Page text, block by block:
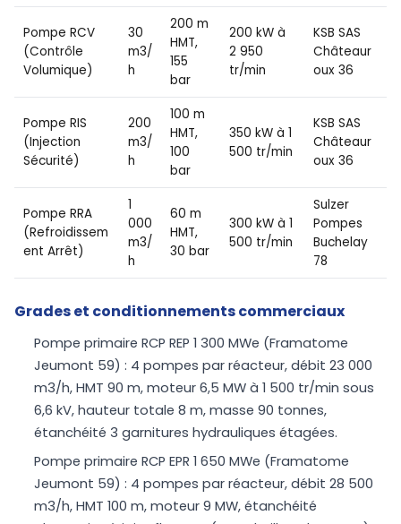
Pompe RCV
(Contrôle
Volumique)
30
m3/
h
200 m
HMT,
155
bar
200 kW à
2 950
tr/min
KSB SAS
Châteaur
oux 36
Pompe RIS
(Injection
Sécurité)
200
m3/
h
100 m
HMT,
100
bar
350 kW à 1
500 tr/min
KSB SAS
Châteaur
oux 36
Pompe RRA
(Refroidissem
ent Arrêt)
1
000
m3/
h
60 m
HMT,
30 bar
300 kW à 1
500 tr/min
Sulzer
Pompes
Buchelay
78
Grades et conditionnements commerciaux
Pompe primaire RCP REP 1 300 MWe (Framatome
Jeumont 59) : 4 pompes par réacteur, débit 23 000
m3/h, HMT 90 m, moteur 6,5 MW à 1 500 tr/min sous
6,6 kV, hauteur totale 8 m, masse 90 tonnes,
étanchéité 3 garnitures hydrauliques étagées.
Pompe primaire RCP EPR 1 650 MWe (Framatome
Jeumont 59) : 4 pompes par réacteur, débit 28 500
m3/h, HMT 100 m, moteur 9 MW, étanchéité